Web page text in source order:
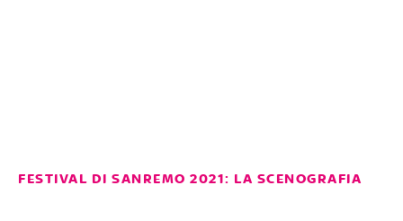
FESTIVAL DI SANREMO 2021: LA SCENOGRAFIA